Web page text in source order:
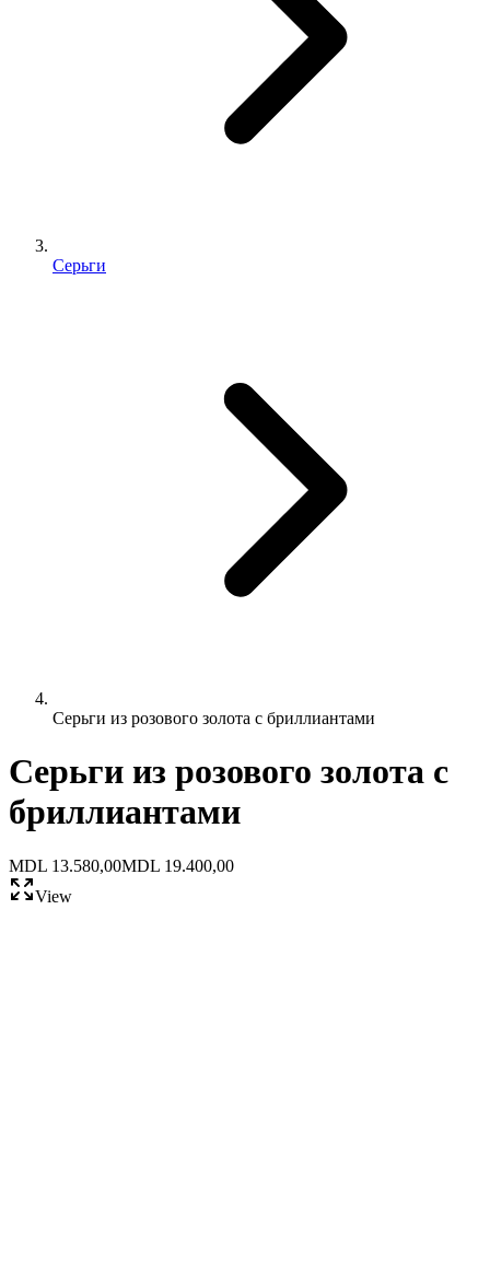
Серьги
Серьги из розового золота с бриллиантами
Серьги из розового золота с
бриллиантами
MDL 13.580,00MDL 19.400,00
View